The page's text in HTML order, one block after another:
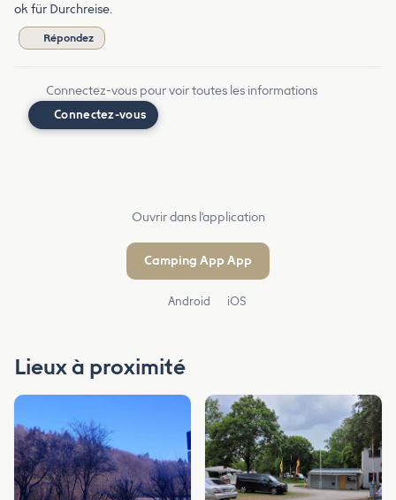
ok für Durchreise.
Répondez
Connectez-vous pour voir toutes les informations
Connectez-vous
Ouvrir dans l'application
Camping App App
Android iOS
Lieux à proximité